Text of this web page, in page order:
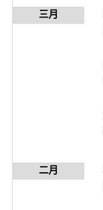
三月
二月